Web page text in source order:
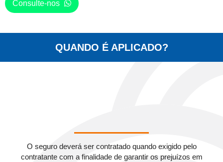
Consulte-nos
QUANDO É APLICADO?
O seguro deverá ser contratado quando exigido pelo
contratante com a finalidade de garantir os prejuízos em